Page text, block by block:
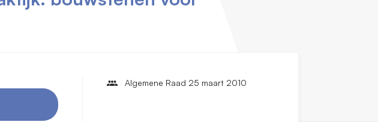
Algemene Raad 25 maart 2010